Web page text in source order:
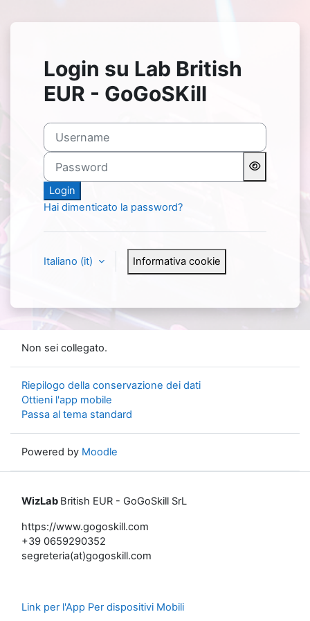
Login su Lab British
EUR - GoGoSKill
Username
Password
Login
Hai dimenticato la password?
Italiano ‎(it)‎ Informativa cookie
Non sei collegato.
Riepilogo della conservazione dei dati
Ottieni l'app mobile
Passa al tema standard
Powered by Moodle
WizLab British EUR - GoGoSkill SrL
https://www.gogoskill.com
+39 0659290352
segreteria(at)gogoskill.com
Link per l'App Per dispositivi Mobili